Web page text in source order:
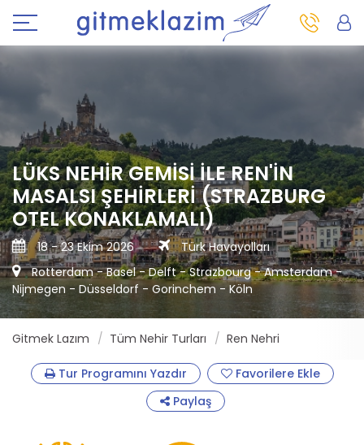
LÜKS NEHIR GEMISI ILE REN'IN
MASALSI ŞEHIRLERI (STRAZBURG
OTEL KONAKLAMALI)
18 - 23 Ekim 2026
Türk Havayolları
Rotterdam - Basel - Delft - Strazbourg - Amsterdam -
Nijmegen - Düsseldorf - Gorinchem - Köln
Gitmek Lazım Tüm Nehir Turları Ren Nehri
Tur Programını Yazdır
Favorilere Ekle
Paylaş